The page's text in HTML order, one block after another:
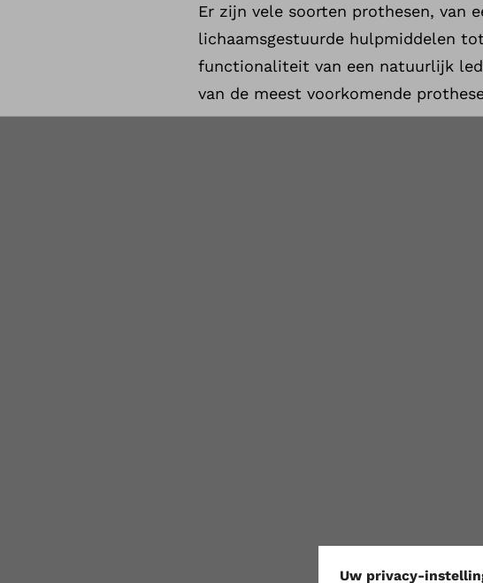
Er zijn vele soorten prothesen, van
lichaamsgestuurde hulpmiddelen
functionaliteit van een natuurlijk
van de meest voorkomende